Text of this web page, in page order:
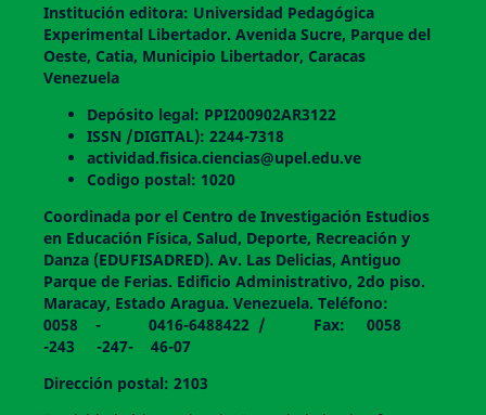
Institución editora: Universidad Pedagógica
Experimental Libertador. Avenida Sucre, Parque del
Oeste, Catia, Municipio Libertador, Caracas
Venezuela
Depósito legal: PPI200902AR3122
ISSN /DIGITAL): 2244-7318
actividad.fisica.ciencias@upel.edu.ve
Codigo postal: 1020
Coordinada por el Centro de Investigación Estudios
en Educación Física, Salud, Deporte, Recreación y
Danza (EDUFISADRED). Av. Las Delicias, Antiguo
Parque de Ferias. Edificio Administrativo, 2do piso.
Maracay, Estado Aragua. Venezuela. Teléfono:
0058 - 0416-6488422 / Fax: 0058
-243 -247- 46-07
Dirección postal: 2103